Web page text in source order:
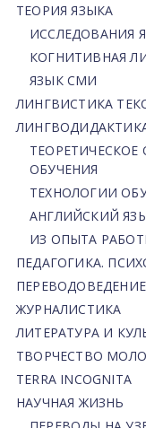
ТЕОРИЯ ЯЗЫКА
ИССЛЕДОВАНИЯ
КОГНИТИВНАЯ
ЯЗЫК СМИ
ЛИНГВИСТИКА
ТЕОРЕТИЧЕСКОЕ
ОБУЧЕНИЯ
ТЕХНОЛОГИИ
АНГЛИЙСКИЙ
ИЗ ОПЫТА
ПЕДАГОГИКА.
ПЕРЕВОДОВЕДЕНИЕ
ЖУРНАЛИСТИКА
ЛИТЕРАТУРА И
ТВОРЧЕСТВО
TERRA INCOGNITA
НАУЧНАЯ ЖИЗНЬ